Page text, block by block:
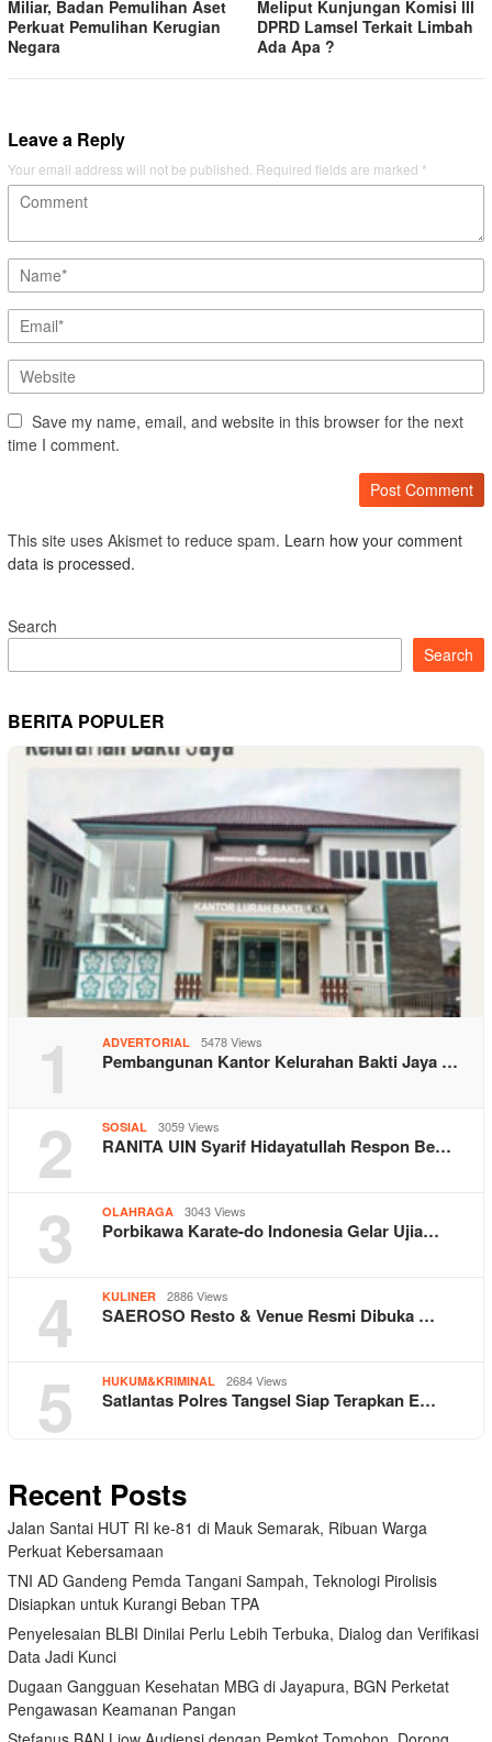
Miliar, Badan Pemulihan Aset
Perkuat Pemulihan Kerugian
Negara
Meliput Kunjungan Komisi lll
DPRD Lamsel Terkait Limbah
Ada Apa ?
Leave a Reply
Your email address will not be published. Required fields are marked *
Save my name, email, and website in this browser for the next
time I comment.
This site uses Akismet to reduce spam. Learn how your comment
data is processed.
Search
Search
BERITA POPULER
1 ADVERTORIAL 5478 Views
Pembangunan Kantor Kelurahan Bakti Jaya …
2 SOSIAL 3059 Views
RANITA UIN Syarif Hidayatullah Respon Be…
3 OLAHRAGA 3043 Views
Porbikawa Karate-do Indonesia Gelar Ujia…
4 KULINER 2886 Views
SAEROSO Resto & Venue Resmi Dibuka …
5 HUKUM&KRIMINAL 2684 Views
Satlantas Polres Tangsel Siap Terapkan E…
Recent Posts
Jalan Santai HUT RI ke-81 di Mauk Semarak, Ribuan Warga
Perkuat Kebersamaan
TNI AD Gandeng Pemda Tangani Sampah, Teknologi Pirolisis
Disiapkan untuk Kurangi Beban TPA
Penyelesaian BLBI Dinilai Perlu Lebih Terbuka, Dialog dan Verifikasi
Data Jadi Kunci
Dugaan Gangguan Kesehatan MBG di Jayapura, BGN Perketat
Pengawasan Keamanan Pangan